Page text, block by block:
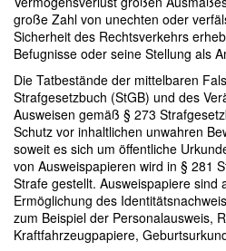
große Zahl von unechten oder
Sicherheit des Rechtsverkehrs
Befugnisse oder seine Stellung als
Die Tatbestände der mittelbaren
Strafgesetzbuch (StGB) und des
Ausweisen gemäß § 273
Schutz vor inhaltlichen unwahren
soweit es sich um öffentliche
von Ausweispapieren wird in § 281
Strafe gestellt. Ausweispapiere sind
Ermöglichung des
zum Beispiel der Personalausweis,
Kraftfahrzeugpapiere,